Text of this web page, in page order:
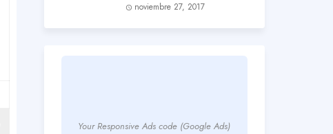
noviembre 27, 2017
Your Responsive Ads code (Google Ads)